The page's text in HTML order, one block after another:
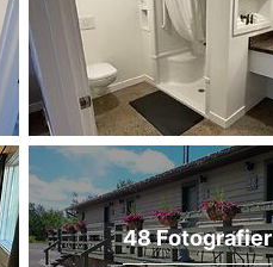
48 Fotografier